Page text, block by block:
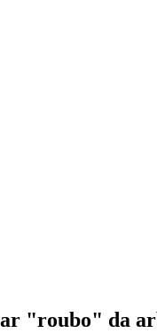
"roubo" da